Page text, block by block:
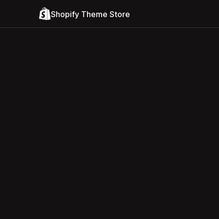
Shopify Theme Store